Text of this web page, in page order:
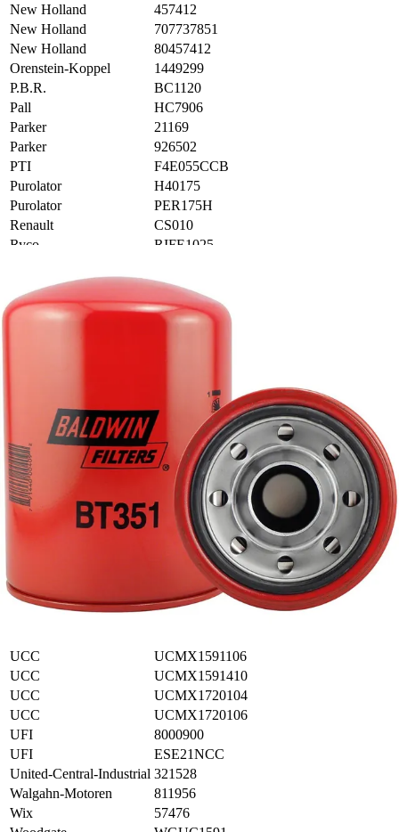
New Holland
457412
New Holland
707737851
New Holland
80457412
Orenstein-Koppel
1449299
P.B.R.
BC1120
Pall
HC7906
Parker
21169
Parker
926502
PTI
F4E055CCB
Purolator
H40175
Purolator
PER175H
Renault
CS010
Ryco
RIFE1025
Sakura
HC7906
Sambron
376822
Sandvik
69039288
SFC5710E
SFH1591
Tecno-Comp
TA2002
Towmotor
363992
Toyota
487891
UCC
MX1591410
MX1591810
UC4205
UC4235
UCMS1591410
UCC
UCMX1591103
UCC
UCMX1591106
UCC
UCMX1591410
UCC
UCMX1720104
UCC
UCMX1720106
UFI
8000900
UFI
ESE21NCC
United-Central-Industrial 321528
Walgahn-Motoren
811956
Wix
57476